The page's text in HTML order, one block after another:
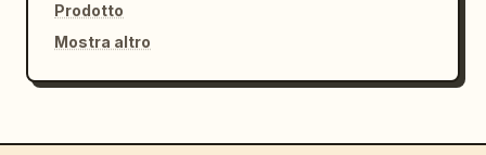
Prodotto
Mostra altro